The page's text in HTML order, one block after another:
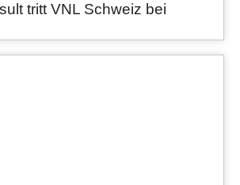
tritt VNL Schweiz bei